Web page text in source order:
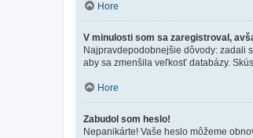
Hore
V minulosti som sa zaregistroval,
Najpravdepodobnejšie dôvody: zadali
aby sa zmenšila veľkosť databázy.
Hore
Zabudol som heslo!
Nepanikárte! Vaše heslo môžeme